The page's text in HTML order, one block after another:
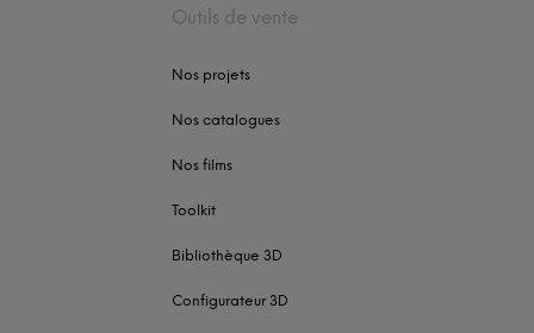
Outils de vente
Nos projets
Nos catalogues
Nos films
Toolkit
Bibliothèque 3D
Configurateur 3D